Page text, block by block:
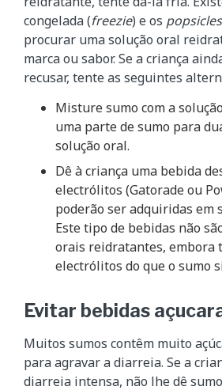
congelada (freezie) e os popsicles
procurar uma solução oral
marca ou sabor. Se a criança
recusar, tente as seguintes
Misture sumo com a
uma parte de sumo para
solução oral.
Dê à criança uma bebida
electrólitos (Gatorade ou
poderão ser adquiridas em
Este tipo de bebidas não
orais reidratantes, embora
electrólitos do que o sumo
Evitar bebidas
Muitos sumos contêm muito
para agravar a diarreia. Se a
diarreia intensa, não lhe dê